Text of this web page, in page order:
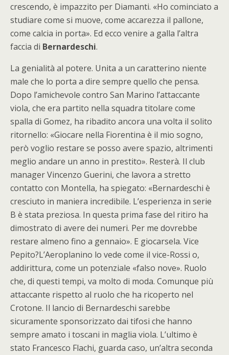
crescendo, è impazzito per Diamanti. «Ho cominciato a
studiare come si muove, come accarezza il pallone,
come calcia in porta». Ed ecco venire a galla l’altra
faccia di Bernardeschi.
La genialità al potere. Unita a un caratterino niente
male che lo porta a dire sempre quello che pensa.
Dopo l’amichevole contro San Marino l’attaccante
viola, che era partito nella squadra titolare come
spalla di Gomez, ha ribadito ancora una volta il solito
ritornello: «Giocare nella Fiorentina è il mio sogno,
però voglio restare se posso avere spazio, altrimenti
meglio andare un anno in prestito». Resterà. Il club
manager Vincenzo Guerini, che lavora a stretto
contatto con Montella, ha spiegato: «Bernardeschi è
cresciuto in maniera incredibile. L’esperienza in serie
B è stata preziosa. In questa prima fase del ritiro ha
dimostrato di avere dei numeri. Per me dovrebbe
restare almeno fino a gennaio». E giocarsela. Vice
Pepito?L’Aeroplanino lo vede come il vice-Rossi o,
addirittura, come un potenziale «falso nove». Ruolo
che, di questi tempi, va molto di moda. Comunque più
attaccante rispetto al ruolo che ha ricoperto nel
Crotone. Il lancio di Bernardeschi sarebbe
sicuramente sponsorizzato dai tifosi che hanno
sempre amato i toscani in maglia viola. L’ultimo è
stato Francesco Flachi, guarda caso, un’altra seconda